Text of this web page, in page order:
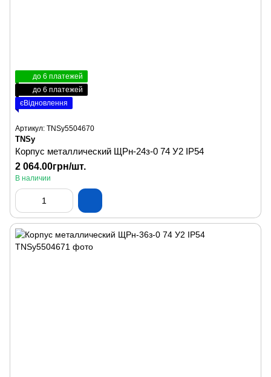
до 6 платежей
до 6 платежей
єВідновлення
Артикул: TNSy5504670
TNSy
Корпус металлический ЩРн-24з-0 74 У2 IP54
2 064.00грн/шт.
В наличии